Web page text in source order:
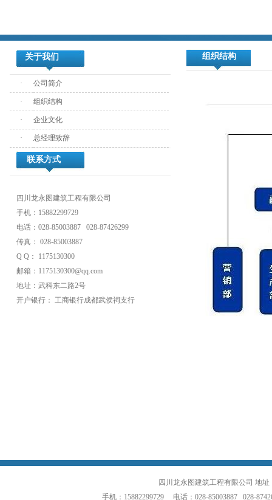
关于我们
· 公司简介
· 组织结构
· 企业文化
· 总经理致辞
联系方式
四川龙永图建筑工程有限公司
手机：15882299729
电话：028-85003887 028-87426299
传真： 028-85003887
Q Q： 1175130300
邮箱：1175130300@qq.com
地址：武科东二路2号
开户银行： 工商银行成都武侯祠支行
组织结构
四川龙永图建筑工程有限公司 地
手机：15882299729 电话：028-85003887 028-